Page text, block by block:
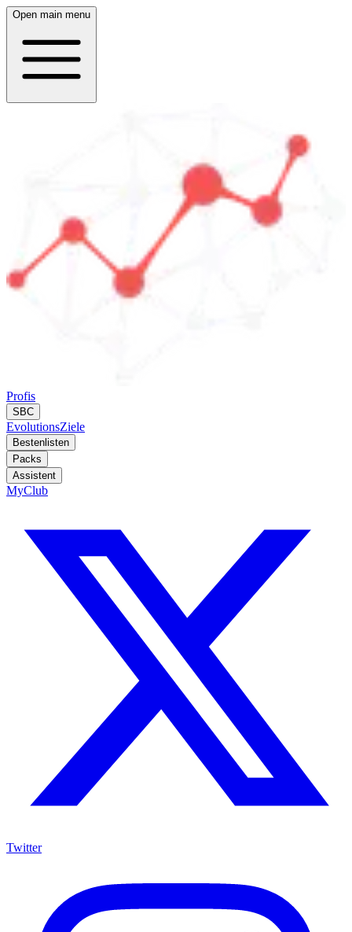
Open main menu
Profis
SBC
EvolutionsZiele
Bestenlisten
Packs
Assistent
MyClub
Twitter